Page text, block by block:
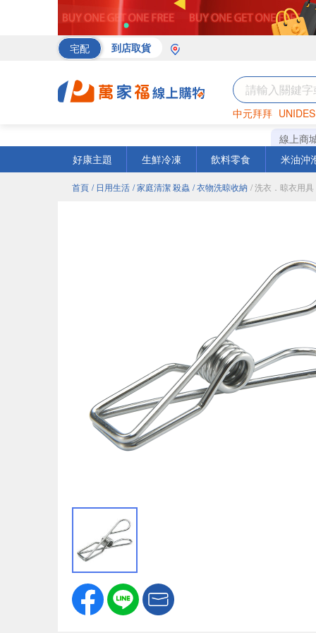
宅配 到店取貨
中元拜拜
巧克力 罐頭
線上商
好康主題
生鮮冷凍 飲料零食 米油沖
首頁 / 日用生活 / 家庭清潔 殺蟲 / 衣物洗晾收納 / 洗衣．晾衣用具